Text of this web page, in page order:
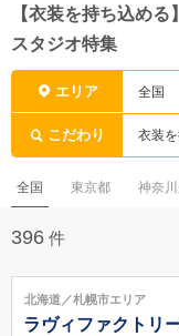
【衣装を持ち込め
スタジオ特集
エリア 全国
こだわり 衣装
全国 東京都 神奈
396 件
北海道／札幌市エリア
ラヴィファクトリ